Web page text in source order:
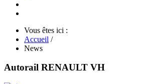
Vous êtes ici :
Accueil /
News
Autorail RENAULT VH